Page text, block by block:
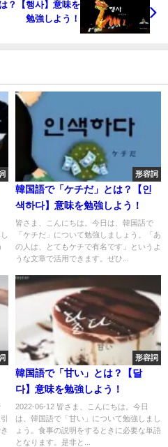
？【행사】意味を
勉強しよう！
形容詞
韓国語で「ケチだ」とは？【인
색하다】意味を勉強しよう！
皆さま、こんにちは。今日は、韓国語で
「ケチだ」について勉強しましょう。「あ
の人は、とてもケチで有名です」というよ
うな文章で活用できます。ぜひ...
形容詞
韓国語で「甘い」とは？【달
다】意味を勉強しよう！
2022-06-12 皆さま、こんにちは。今日
は、韓国語で「甘い」について勉強しまし
ょう。食事の説明をするときに必要な単語
となります。是非と...